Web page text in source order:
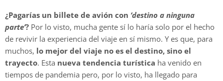
¿Pagarías un billete de avión con ‘destino a ninguna
parte’? Por lo visto, mucha gente sí lo haría solo por el hecho
de revivir la experiencia del viaje en sí mismo. Y es que, para
muchos, lo mejor del viaje no es el destino, sino el
trayecto. Esta nueva tendencia turística ha venido en
tiempos de pandemia pero, por lo visto, ha llegado para